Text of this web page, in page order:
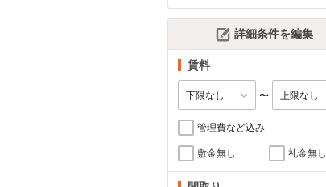
詳細条件を編集
賃料
〜
管理費など込み
敷金無し 礼金無し